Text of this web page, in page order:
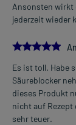
Generell gilt:
älteren
Auswirkungen
Eine vom Arzt
sollten Sie das
anwenden.
Ansonsten wirkt
jederzeit wieder
5.0
Es ist toll. Habe
Säureblocker
dieses Produkt
nicht auf Rezept
sehr teuer.